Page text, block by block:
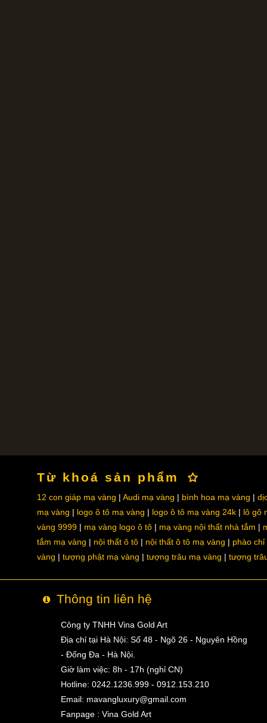
Từ khoá sản phẩm
12 con giáp mạ vàng Audi mạ vàng bình hoa mạ vàng
mạ vàng
logo ô tô mạ vàng logo ô tô mạ vàng 24k
lô gô
vàng 9999
mạ vàng logo ô tô mạ vàng nội thất nhà tắm
tắm mạ vàng
nội thất ô tô nội thất ô tô mạ vàng
phào chỉ
vàng
tượng phật mạ vàng tượng trâu mạ vàng tượng
Thông tin liên hệ
Công ty TNHH Vina Gold Art
Địa chỉ tại Hà Nội: Số 48 - Ngõ 26 - Nguyên Hồng
- Đống Đa - Hà Nội.
Giờ làm việc: 8h - 17h (nghỉ CN)
Hotline: 0242.1236.999 - 0912.153.210
Email: mavangluxury@gmail.com
Fanpage : Vina Gold Art